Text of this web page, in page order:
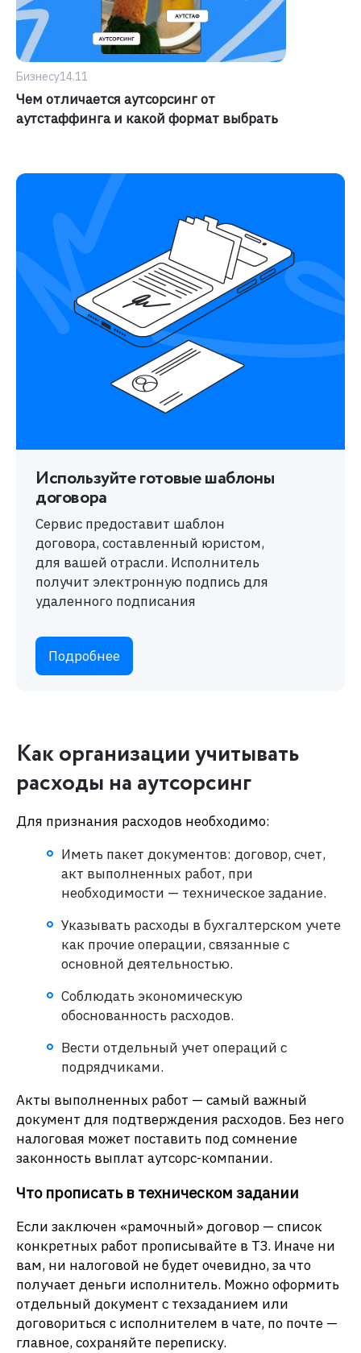
Бизнесу14.11
Чем отличается аутсорсинг от
аутстаффинга и какой формат выбрать
Используйте готовые шаблоны
договора
Сервис предоставит шаблон
договора, составленный юристом,
для вашей отрасли. Исполнитель
получит электронную подпись для
удаленного подписания
Подробнее
Как организации учитывать
расходы на аутсорсинг
Для признания расходов необходимо:
Иметь пакет документов: договор, счет,
акт выполненных работ, при
необходимости — техническое задание.
Указывать расходы в бухгалтерском учете
как прочие операции, связанные с
основной деятельностью.
Соблюдать экономическую
обоснованность расходов.
Вести отдельный учет операций с
подрядчиками.
Акты выполненных работ — самый важный
документ для подтверждения расходов. Без него
налоговая может поставить под сомнение
законность выплат аутсорс-компании.
Что прописать в техническом задании
Если заключен «рамочный» договор — список
конкретных работ прописывайте в ТЗ. Иначе ни
вам, ни налоговой не будет очевидно, за что
получает деньги исполнитель. Можно оформить
отдельный документ с техзаданием или
договориться с исполнителем в чате, по почте —
главное, сохраняйте переписку.